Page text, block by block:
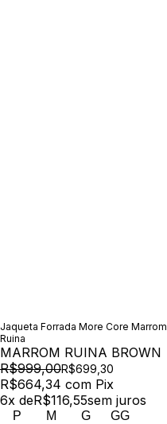
Jaqueta Forrada More Core Marrom
Ruina
MARROM RUINA BROWN
R$999,00R$699,30
R$664,34 com Pix
6x deR$116,55sem juros
P M G GG